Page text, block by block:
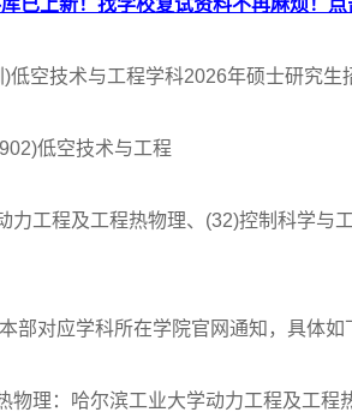
已上新！找学校复试资料不再麻烦！点
空技术与工程学科2026年硕士研究生
低空技术与工程
工程及工程热物理、(32)控制科学与工
对应学科所在学院官网通知，具体如
理：哈尔滨工业大学动力工程及工程